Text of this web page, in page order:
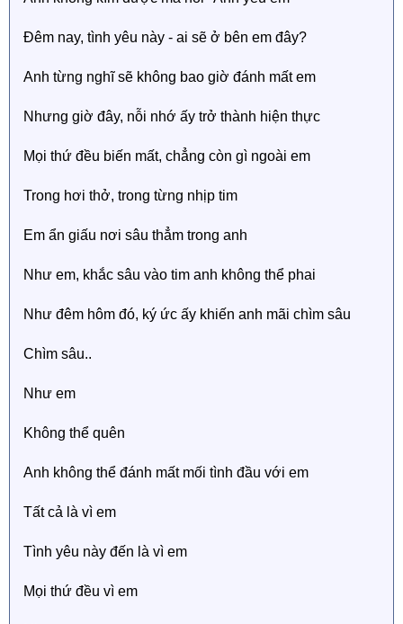
Đêm nay, tình yêu này - ai sẽ ở bên em đây?
Anh từng nghĩ sẽ không bao giờ đánh mất em
Nhưng giờ đây, nỗi nhớ ấy trở thành hiện thực
Mọi thứ đều biến mất, chẳng còn gì ngoài em
Trong hơi thở, trong từng nhịp tim
Em ẩn giấu nơi sâu thẳm trong anh
Như em, khắc sâu vào tim anh không thể phai
Như đêm hôm đó, ký ức ấy khiến anh mãi chìm sâu
Chìm sâu..
Như em
Không thể quên
Anh không thể đánh mất mối tình đầu với em
Tất cả là vì em
Tình yêu này đến là vì em
Mọi thứ đều vì em